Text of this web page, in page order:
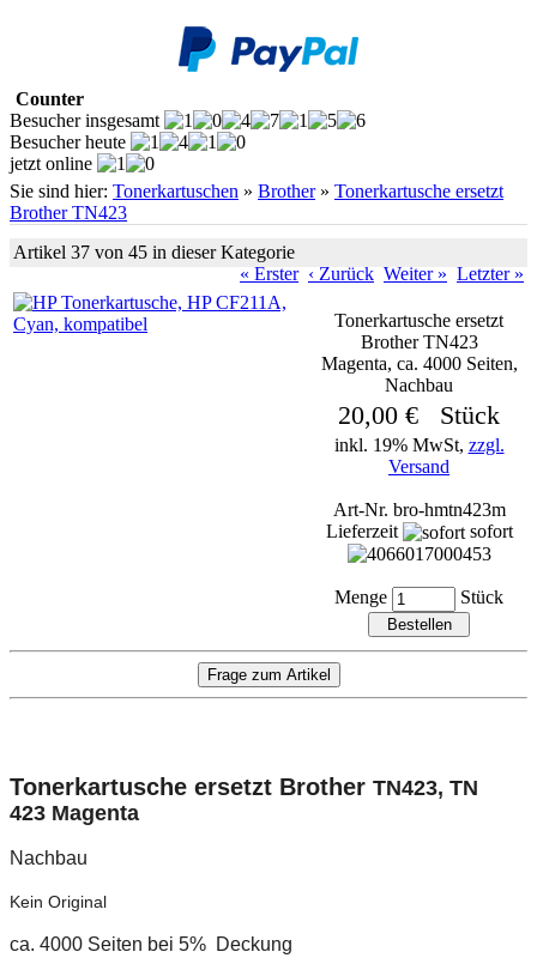
Counter
Besucher insgesamt
Besucher heute
jetzt online
Sie sind hier: Tonerkartuschen » Brother» Tonerkartusche ersetzt
Brother TN423
Artikel 37 von 45 in dieser Kategorie
« Erster ‹ Zurück Weiter » Letzter »
Tonerkartusche ersetzt
Brother TN423
Magenta, ca. 4000 Seiten,
Nachbau
20,00 € Stück
inkl. 19% MwSt, zzgl.
Versand
Art-Nr. bro-hmtn423m
Lieferzeit
sofort
Menge Stück
Tonerkartusche ersetzt Brother TN423, TN
423 Magenta
Nachbau
Kein Original
ca. 4000 Seiten bei 5% Deckung